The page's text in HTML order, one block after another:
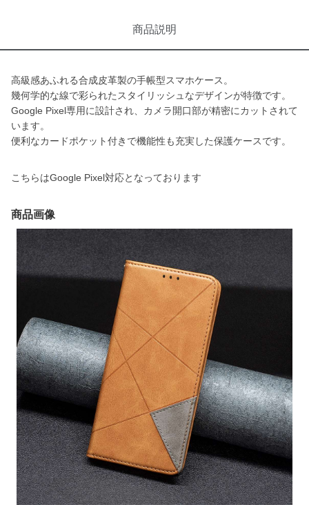
商品説明
高級感あふれる合成皮革製の手帳型スマホケース。
幾何学的な線で彩られたスタイリッシュなデザインが特徴です。
Google Pixel専用に設計され、カメラ開口部が精密にカットされて
います。
便利なカードポケット付きで機能性も充実した保護ケースです。
こちらはGoogle Pixel対応となっております
商品画像